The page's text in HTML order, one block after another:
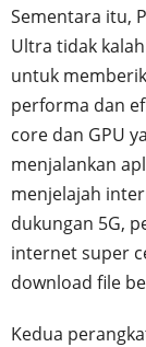
Sementara itu,
Ultra tidak
untuk
performa dan
core dan GPU
menjalankan
menjelajah
dukungan 5G,
internet super
download file
Kedua